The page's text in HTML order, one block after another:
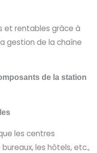
et rentables grâce à
gestion de la chaîne
de la station
les centres
les hôtels, etc.,